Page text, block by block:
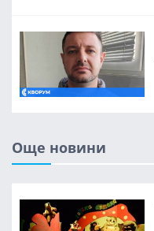
Още новини